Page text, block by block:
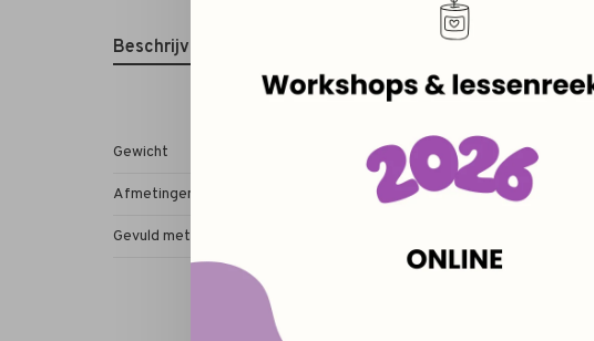
Beschrijving
Gewicht 7 x 4,5 cm
Afmetingen x cm
Gevuld met